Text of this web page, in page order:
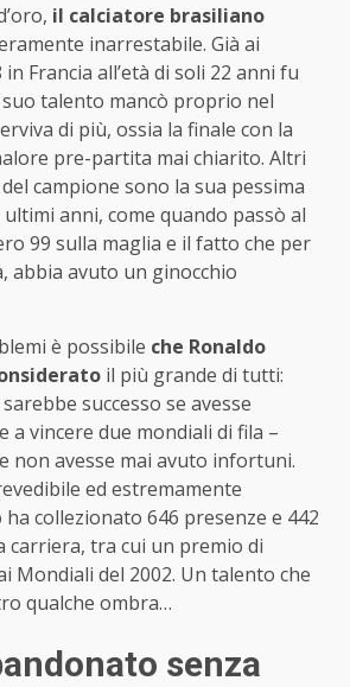
il calciatore brasiliano
inarrestabile. Già ai
Francia all’età di soli 22 anni fu
talento mancò proprio nel
di più, ossia la finale con la
pre-partita mai chiarito. Altri
campione sono la sua pessima
anni, come quando passò al
99 sulla maglia e il fatto che per
abbia avuto un ginocchio
è possibile che Ronaldo
il più grande di tutti:
successo se avesse
a vincere due mondiali di fila –
non avesse mai avuto infortuni.
ed estremamente
collezionato 646 presenze e 442
carriera, tra cui un premio di
Mondiali del 2002. Un talento che
qualche ombra…
senza